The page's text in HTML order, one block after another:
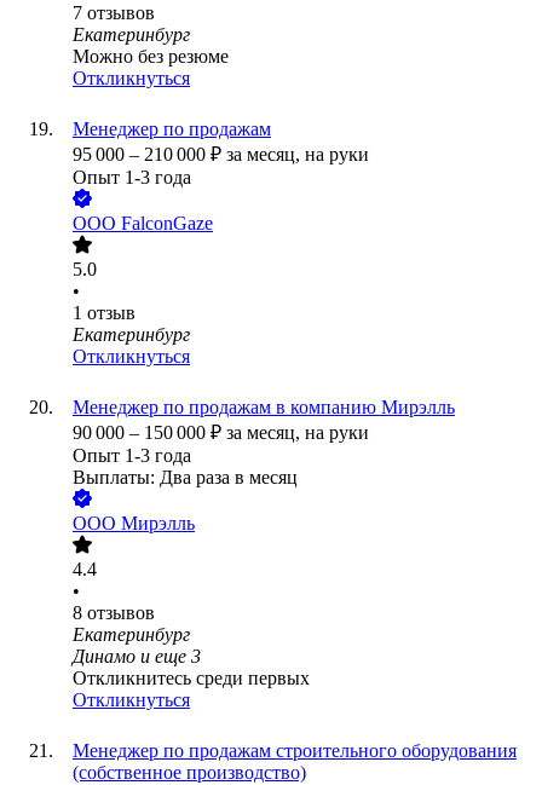
7 отзывов
Екатеринбург
Можно без резюме
Откликнуться
Менеджер по продажам
95 000 – 210 000 ₽ за месяц, на руки
Опыт 1-3 года
ООО FalconGaze
5.0
•
1 отзыв
Екатеринбург
Откликнуться
Менеджер по продажам в компанию Мирэлль
90 000 – 150 000 ₽ за месяц, на руки
Опыт 1-3 года
Выплаты: Два раза в месяц
ООО Мирэлль
4.4
•
8 отзывов
Екатеринбург
Динамо и еще 3
Откликнитесь среди первых
Откликнуться
Менеджер по продажам строительного оборудования
(собственное производство)